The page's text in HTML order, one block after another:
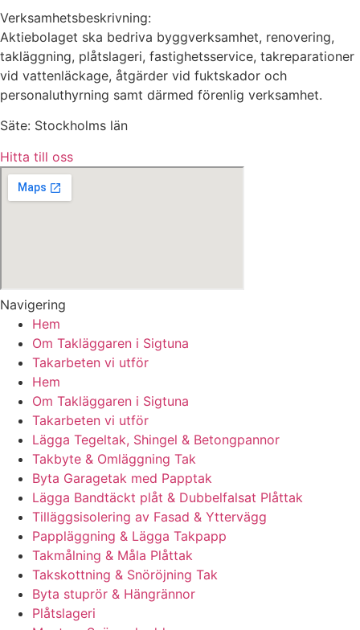
Verksamhetsbeskrivning:
Aktiebolaget ska bedriva byggverksamhet, renovering,
takläggning, plåtslageri, fastighetsservice, takreparationer
vid vattenläckage, åtgärder vid fuktskador och
personaluthyrning samt därmed förenlig verksamhet.
Säte: Stockholms län
Hitta till oss
Navigering
Hem
Om Takläggaren i Sigtuna
Takarbeten vi utför
Hem
Om Takläggaren i Sigtuna
Takarbeten vi utför
Lägga Tegeltak, Shingel & Betongpannor
Takbyte & Omläggning Tak
Byta Garagetak med Papptak
Lägga Bandtäckt plåt & Dubbelfalsat Plåttak
Tilläggsisolering av Fasad & Yttervägg
Pappläggning & Lägga Takpapp
Takmålning & Måla Plåttak
Takskottning & Snöröjning Tak
Byta stuprör & Hängrännor
Plåtslageri